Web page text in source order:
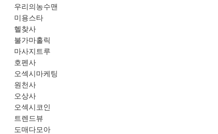
우리의농수맨
미용스타
헬찾사
불가마홀릭
마사지트루
호펜사
오섹시마케팅
원천사
오상사
오섹시코인
트렌드뷰
도매다모아